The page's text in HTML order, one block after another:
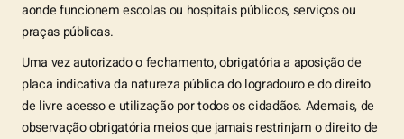
aonde funcionem escolas ou hospitais públicos, serviços ou
praças públicas.
Uma vez autorizado o fechamento, obrigatória a aposição de
placa indicativa da natureza pública do logradouro e do direito
de livre acesso e utilização por todos os cidadãos. Ademais, de
observação obrigatória meios que jamais restrinjam o direito de